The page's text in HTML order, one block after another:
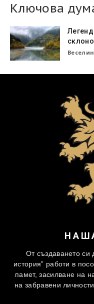
Ключова
От създаването си
история” работи в
памет, засилване на
на забравени